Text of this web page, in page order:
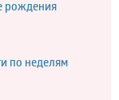
рождения
по неделям